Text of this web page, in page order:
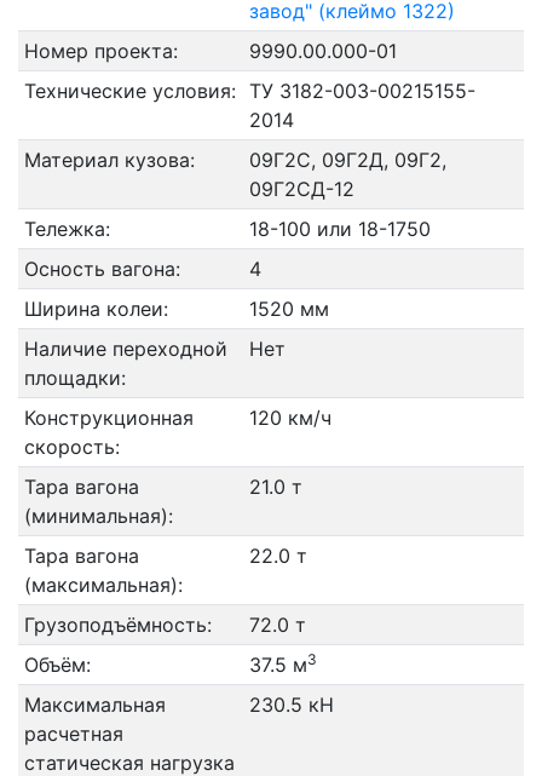
завод" (клеймо 1322)
Номер проекта:
9990.00.000-01
Технические условия: ТУ 3182-003-00215155-
2014
Материал кузова:
09Г2С, 09Г2Д, 09Г2,
09Г2СД-12
Тележка:
18-100 или 18-1750
Осность вагона:
4
Ширина колеи:
1520 мм
Наличие переходной
площадки:
Нет
Конструкционная
скорость:
120 км/ч
Тара вагона
(минимальная):
21.0 т
Тара вагона
(максимальная):
22.0 т
Грузоподъёмность:
72.0 т
Объём:
37.5 м3
Максимальная
расчетная
статическая нагрузка
230.5 кН